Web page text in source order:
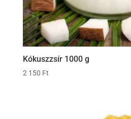
Kókuszzsír 1000 g
2 150 Ft